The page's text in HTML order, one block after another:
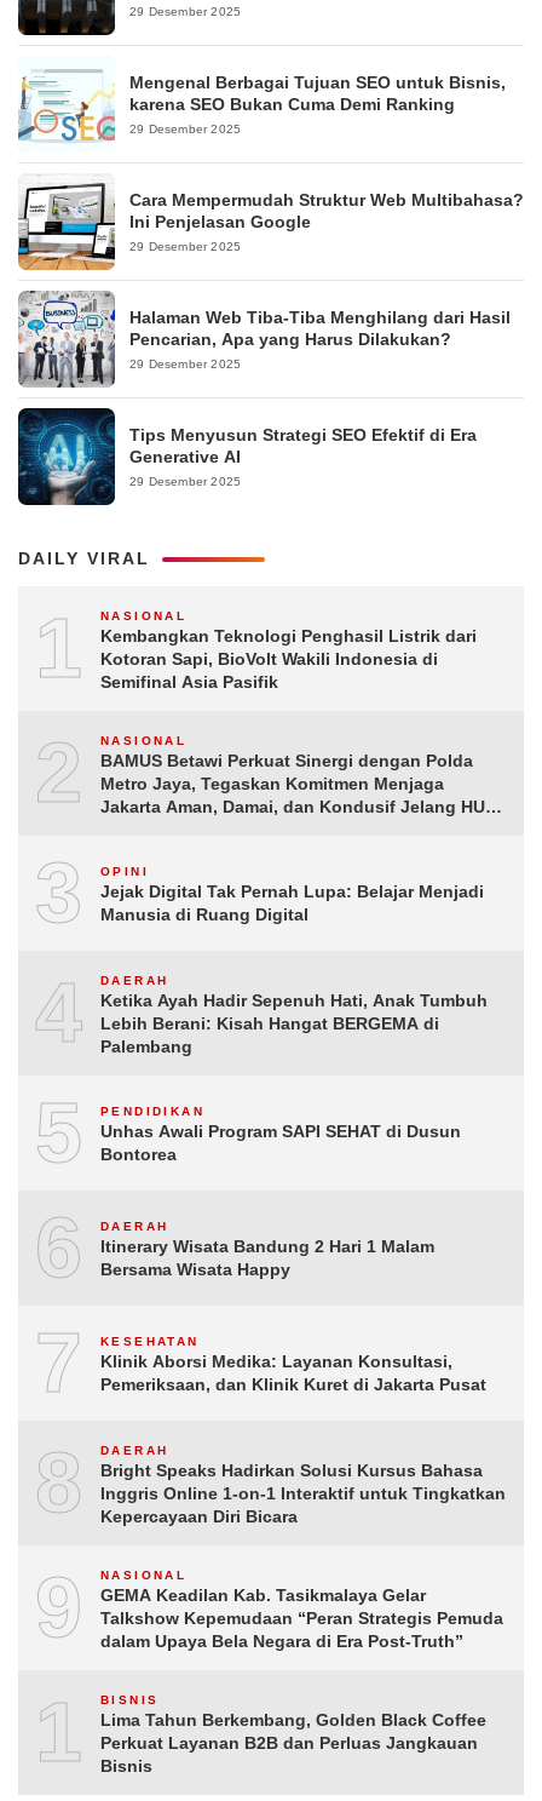
29 Desember 2025
Mengenal Berbagai Tujuan SEO untuk Bisnis,
karena SEO Bukan Cuma Demi Ranking
29 Desember 2025
Cara Mempermudah Struktur Web Multibahasa?
Ini Penjelasan Google
29 Desember 2025
Halaman Web Tiba-Tiba Menghilang dari Hasil
Pencarian, Apa yang Harus Dilakukan?
29 Desember 2025
Tips Menyusun Strategi SEO Efektif di Era
Generative AI
29 Desember 2025
DAILY VIRAL
1 NASIONAL
Kembangkan Teknologi Penghasil Listrik dari
Kotoran Sapi, BioVolt Wakili Indonesia di
Semifinal Asia Pasifik
2 NASIONAL
BAMUS Betawi Perkuat Sinergi dengan Polda
Metro Jaya, Tegaskan Komitmen Menjaga
Jakarta Aman, Damai, dan Kondusif Jelang HUT
3 OPINI
Jejak Digital Tak Pernah Lupa: Belajar Menjadi
Manusia di Ruang Digital
4 DAERAH
Ketika Ayah Hadir Sepenuh Hati, Anak Tumbuh
Lebih Berani: Kisah Hangat BERGEMA di
Palembang
5 PENDIDIKAN
Unhas Awali Program SAPI SEHAT di Dusun
Bontorea
6 DAERAH
Itinerary Wisata Bandung 2 Hari 1 Malam
Bersama Wisata Happy
7 KESEHATAN
Klinik Aborsi Medika: Layanan Konsultasi,
Pemeriksaan, dan Klinik Kuret di Jakarta Pusat
8 DAERAH
Bright Speaks Hadirkan Solusi Kursus Bahasa
Inggris Online 1-on-1 Interaktif untuk Tingkatkan
Kepercayaan Diri Bicara
9 NASIONAL
GEMA Keadilan Kab. Tasikmalaya Gelar
Talkshow Kepemudaan “Peran Strategis Pemuda
dalam Upaya Bela Negara di Era Post-Truth”
10BISNIS
Lima Tahun Berkembang, Golden Black Coffee
Perkuat Layanan B2B dan Perluas Jangkauan
Bisnis